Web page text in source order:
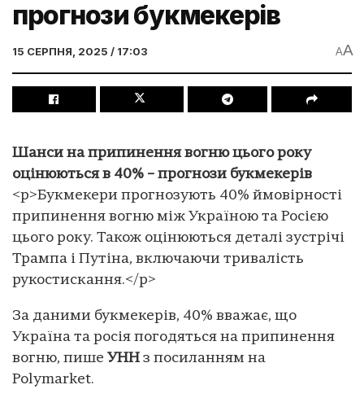
прогнози букмекерів
15 СЕРПНЯ, 2025 / 17:03 AA
Шанси на припинення вогню цього року
оцінюються в 40% – прогнози букмекерів
<p>Букмекери прогнозують 40% ймовірності
припинення вогню між Україною та Росією
цього року. Також оцінюються деталі зустрічі
Трампа і Путіна, включаючи тривалість
рукостискання.</p>
За даними букмекерів, 40% вважає, що
Україна та росія погодяться на припинення
вогню, пише УНН з посиланням на
Polymarket.